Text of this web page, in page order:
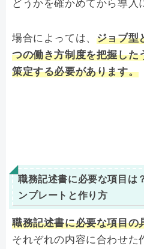
どうかを確かめてから導入
場合によっては、 ジョブ型
つの働き方制度を把握した
策定する必要があります。
職務記述書に必要な項目は
ンプレートと作り方
職務記述書に必要な項目の
それぞれの内容に合わせた